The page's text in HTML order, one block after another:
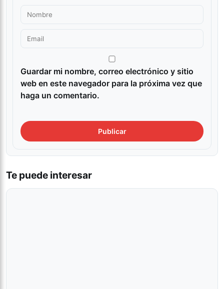
Guardar mi nombre, correo electrónico y sitio
web en este navegador para la próxima vez que
haga un comentario.
Te puede interesar